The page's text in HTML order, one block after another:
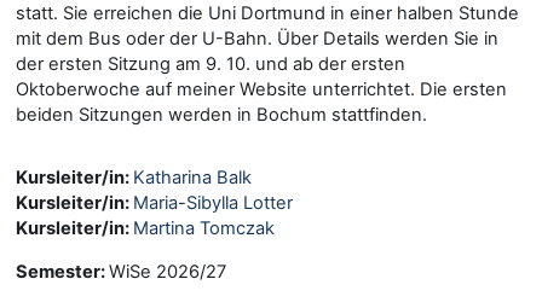
statt. Sie erreichen die Uni Dortmund in einer halben Stunde
mit dem Bus oder der U-Bahn. Über Details werden Sie in
der ersten Sitzung am 9. 10. und ab der ersten
Oktoberwoche auf meiner Website unterrichtet. Die ersten
beiden Sitzungen werden in Bochum stattfinden.
Kursleiter/in: Katharina Balk
Kursleiter/in: Maria-Sibylla Lotter
Kursleiter/in: Martina Tomczak
Semester:WiSe 2026/27